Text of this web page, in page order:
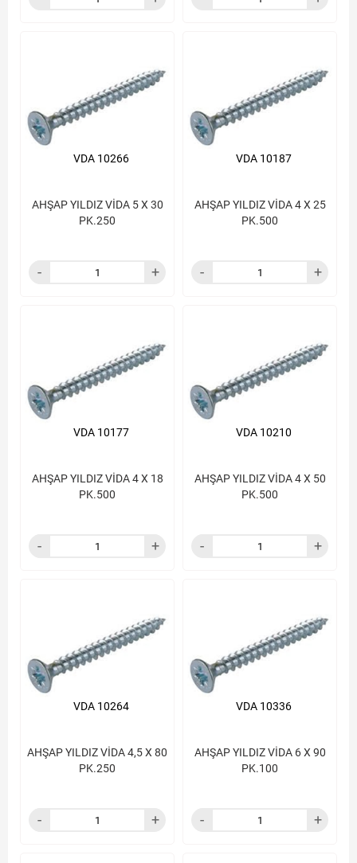
AHŞAP YILDIZ VİDA 5 X 30
PK.250
VDA 10266
AHŞAP YILDIZ VİDA 4 X 25
PK.500
VDA 10187
AHŞAP YILDIZ VİDA 4 X 18
PK.500
VDA 10177
AHŞAP YILDIZ VİDA 4 X 50
PK.500
VDA 10210
AHŞAP YILDIZ VİDA 4,5 X 80
PK.250
VDA 10264
AHŞAP YILDIZ VİDA 6 X 90
PK.100
VDA 10336